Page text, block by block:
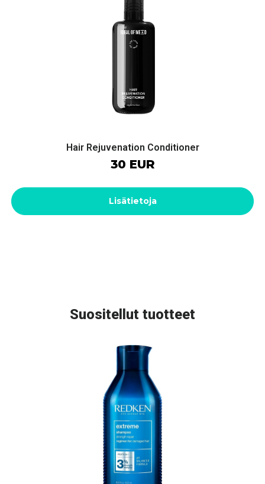
Hair Rejuvenation Conditioner
30 EUR
Lisätietoja
Suositellut tuotteet